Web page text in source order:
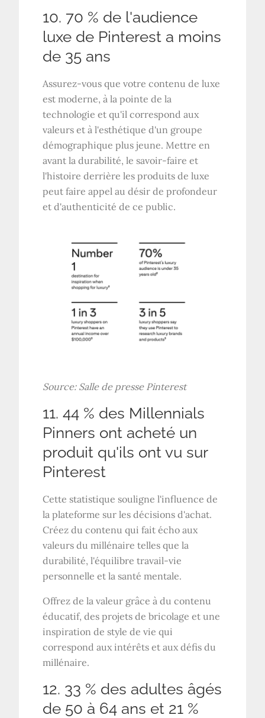
10. 70 % de l'audience
luxe de Pinterest a moins
de 35 ans
Assurez-vous que votre contenu de luxe
est moderne, à la pointe de la
technologie et qu'il correspond aux
valeurs et à l'esthétique d'un groupe
démographique plus jeune. Mettre en
avant la durabilité, le savoir-faire et
l'histoire derrière les produits de luxe
peut faire appel au désir de profondeur
et d'authenticité de ce public.
Source: Salle de presse Pinterest
11. 44 % des Millennials
Pinners ont acheté un
produit qu'ils ont vu sur
Pinterest
Cette statistique souligne l'influence de
la plateforme sur les décisions d'achat.
Créez du contenu qui fait écho aux
valeurs du millénaire telles que la
durabilité, l'équilibre travail-vie
personnelle et la santé mentale.
Offrez de la valeur grâce à du contenu
éducatif, des projets de bricolage et une
inspiration de style de vie qui
correspond aux intérêts et aux défis du
millénaire.
12. 33 % des adultes âgés
de 50 à 64 ans et 21 %